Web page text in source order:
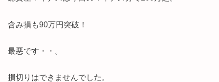
含み損も90万円突破！
最悪です・・。
損切りはできませんでした。